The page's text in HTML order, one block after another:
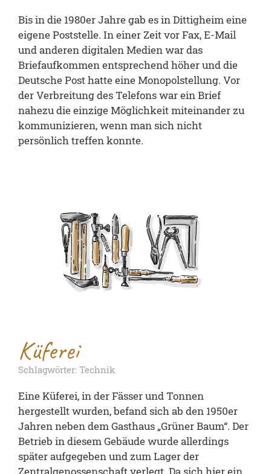
Bis in die 1980er Jahre gab es in Dittigheim eine
eigene Poststelle. In einer Zeit vor Fax, E-Mail
und anderen digitalen Medien war das
Briefaufkommen entsprechend höher und die
Deutsche Post hatte eine Monopolstellung. Vor
der Verbreitung des Telefons war ein Brief
nahezu die einzige Möglichkeit miteinander zu
kommunizieren, wenn man sich nicht
persönlich treffen konnte.
Küferei
Schlagwörter: Technik
Eine Küferei, in der Fässer und Tonnen
hergestellt wurden, befand sich ab den 1950er
Jahren neben dem Gasthaus „Grüner Baum“. Der
Betrieb in diesem Gebäude wurde allerdings
später aufgegeben und zum Lager der